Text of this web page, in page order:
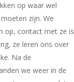
op waar wel
zijn. We
op, contact met ze is
ze leren ons over
Na de
we weer in de